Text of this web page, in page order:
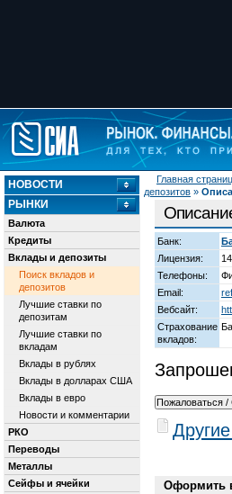
Главная
депозитов »
НОВОСТИ
РЫНКИ
Валюта
Кредиты
Вклады и депозиты
Поиск вкладов и
депозитов
Лучшие ставки по
депозитам
Лучшие ставки по
вкладам
Вклады в рублях
Вклады в долларах США
Вклады в евро
Новости и комментарии
РКО
Переводы
Металлы
Сейфы и ячейки
Банк:
Лицензия:
Телефоны:
Email:
Вебсайт:
Страхование
вкладов:
Оформить